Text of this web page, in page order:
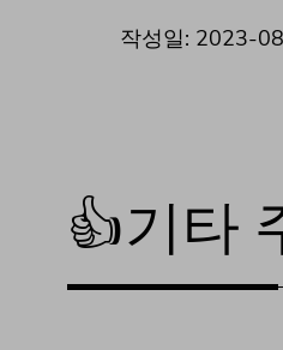
작성일: 2023-
👍기타